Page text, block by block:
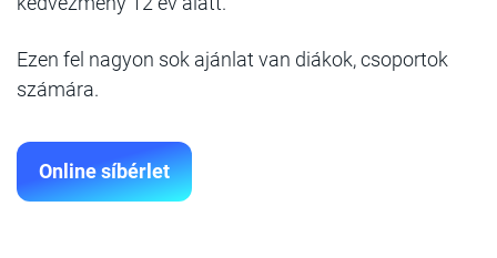
Ezen fel nagyon sok ajánlat van diákok, csoportok
számára.
Online síbérlet